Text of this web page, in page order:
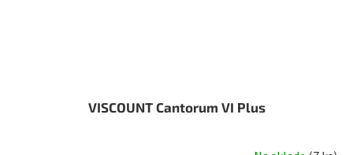
VISCOUNT Cantorum VI Plus